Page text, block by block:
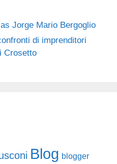
Jorge Mario Bergoglio
di imprenditori
Crosetto
Blog blogger